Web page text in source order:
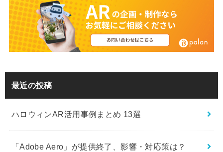
最近の投稿
ハロウィンAR活用事例まとめ 13選
「Adobe Aero」が提供終了、影響・対応策は？